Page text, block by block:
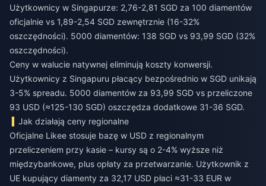
Użytkownicy w Singapurze: 2,76-2,81 SGD za 100 diamentów
oficjalnie vs 1,89-2,54 SGD zewnętrznie (16-32%
oszczędności). 5000 diamentów: 138 SGD vs 93,99 SGD (32%
oszczędności).
Ceny w walucie natywnej eliminują koszty konwersji.
Użytkownicy z Singapuru płacący bezpośrednio w SGD unikają
3-5% spreadu. 5000 diamentów za 93,99 SGD vs przeliczone
93 USD (≈125-130 SGD) oszczędza dodatkowe 31-36 SGD.
Jak działają ceny regionalne
Oficjalne Likee stosuje bazę w USD z regionalnym
przeliczeniem przy kasie – kursy są o 2-4% wyższe niż
międzybankowe, plus opłaty za przetwarzanie. Użytkownik z
UE kupujący diamenty za 32,17 USD płaci ≈31-33 EUR w